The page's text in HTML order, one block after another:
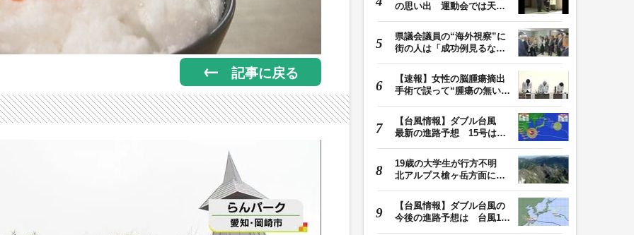
記事に戻る
の思い出 運動会では天皇
県議会議員の“海外視察”に
街の人は「成功例見るなら
【速報】女性の脳腫瘍摘出
手術で誤って“腫瘍の無い部
【台風情報】ダブル台風
最新の進路予想 15号は北
19歳の大学生が行方不明
北アルプス槍ヶ岳方面に登
【台風情報】ダブル台風の
今後の進路予想は 台風15